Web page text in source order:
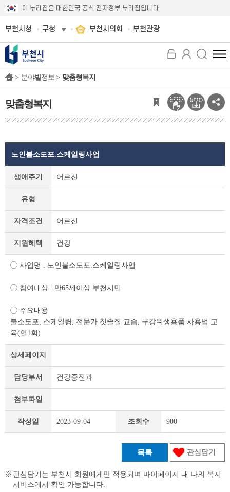
이 누리집은 대한민국 공식 전자정부 누리집입니다.
부천시청 구청 부천시의회 부천관광
전
체
뉴
보
기
> 분야별정보 > 맞춤형복지
맞춤형복지
지
세
회
테
블
노인불소도포.스케일링사업
생애주기 어르신
유형
자격조건 어르신
지원혜택 건강
◯ 사업명 : 노인불소도포.스케일링사업
◯ 참여대상 : 만65세이상 부천시민
◯ 주요내용
불소도포, 스케일링, 전문가 칫솔질 교습, 구강위생용품 사용법 교
육(연1회)
상세페이지
담당부서 건강증진과
첨부파일
작성일 2023-09-04 조회수 900
목록 관심담기
관심담기는 부천시 회원에게만 적용되며 마이페이지 내 나의 복지
서비스에서 확인 가능합니다.